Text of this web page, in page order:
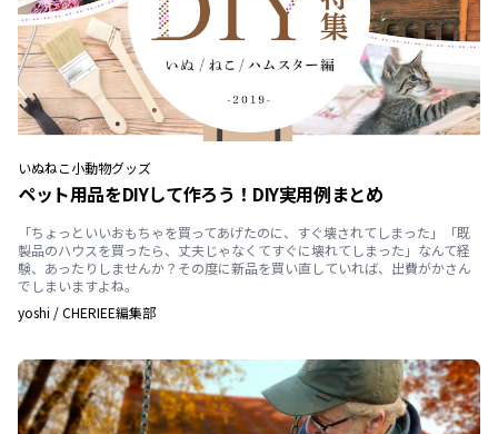
いぬねこ小動物グッズ
ペット用品をDIYして作ろう！DIY実用例まとめ
「ちょっといいおもちゃを買ってあげたのに、すぐ壊されてしまった」「既
製品のハウスを買ったら、丈夫じゃなくてすぐに壊れてしまった」なんて経
験、あったりしませんか？その度に新品を買い直していれば、出費がかさん
でしまいますよね。
yoshi /CHERIEE編集部